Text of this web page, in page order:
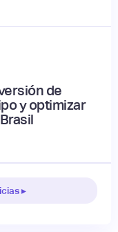
de
y optimizar
▸